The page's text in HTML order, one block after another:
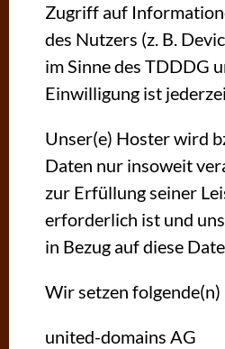
Zugriff auf
des Nutzers (z. B.
im Sinne des TDDDG
Einwilligung ist
Unser(e) Hoster wird
Daten nur insoweit
zur Erfüllung seiner
erforderlich ist und
in Bezug auf diese
Wir setzen
united-domains AG